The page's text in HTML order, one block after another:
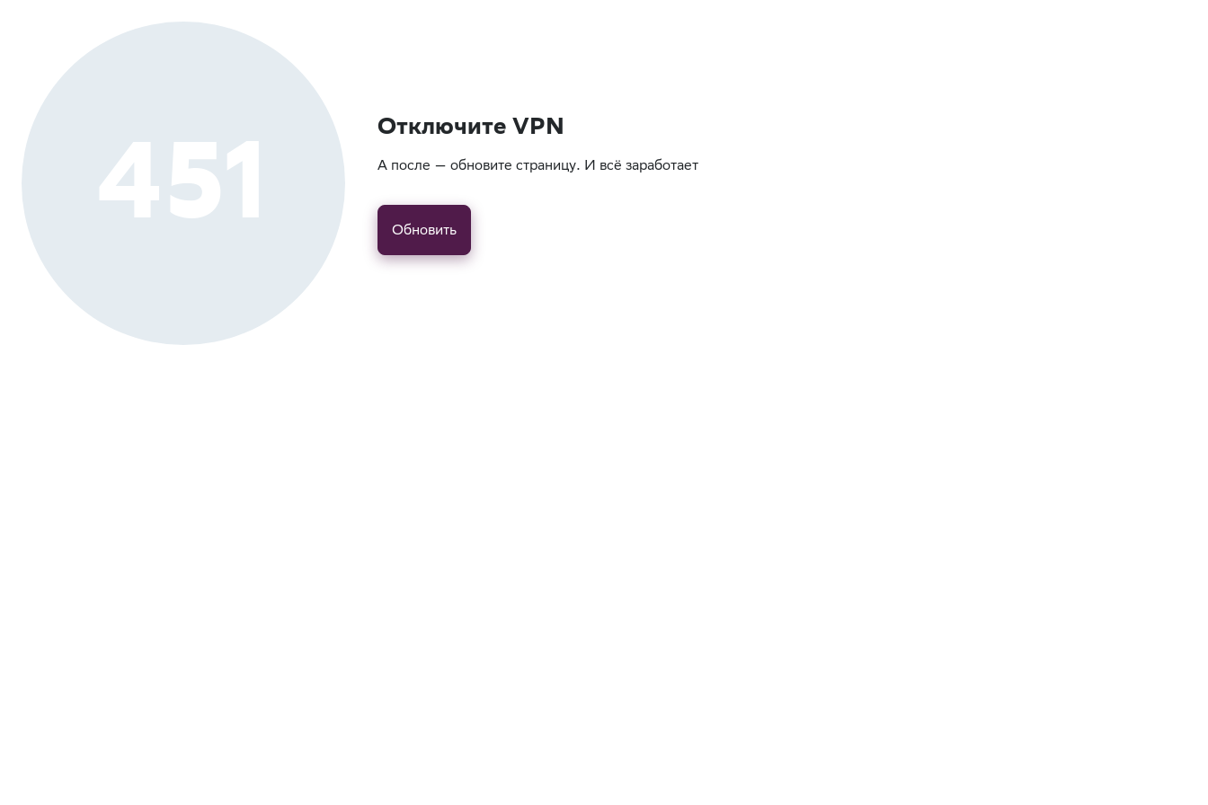
451 Отключите VPN
А после — обновите страницу. И всё заработает
Обновить